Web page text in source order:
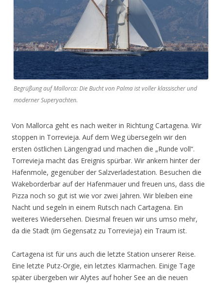
Begrüßung auf Mallorca: Die Bucht von Palma ist voller klassischer und
moderner Superyachten.
Von Mallorca geht es nach weiter in Richtung Cartagena. Wir
stoppen in Torrevieja. Auf dem Weg übersegeln wir den
ersten östlichen Längengrad und machen die „Runde voll“.
Torrevieja macht das Ereignis spürbar. Wir ankern hinter der
Hafenmole, gegenüber der Salzverladestation. Besuchen die
Wakeborderbar auf der Hafenmauer und freuen uns, dass die
Pizza noch so gut ist wie vor zwei Jahren. Wir bleiben eine
Nacht und segeln in einem Rutsch nach Cartagena. Ein
weiteres Wiedersehen. Diesmal freuen wir uns umso mehr,
da die Stadt (im Gegensatz zu Torrevieja) ein Traum ist.
Cartagena ist für uns auch die letzte Station unserer Reise.
Eine letzte Putz-Orgie, ein letztes Klarmachen. Einige Tage
später übergeben wir Alytes auf hoher See an die neuen